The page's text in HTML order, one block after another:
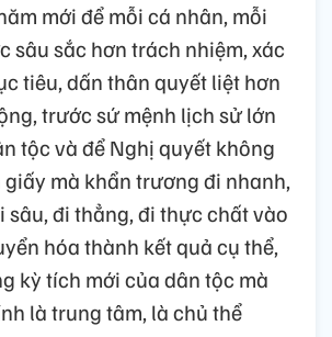
mới để mỗi cá nhân, mỗi
sâu sắc hơn trách nhiệm, xác
tiêu, dấn thân quyết liệt hơn
trước sứ mệnh lịch sử lớn
tộc và để Nghị quyết không
giấy mà khẩn trương đi nhanh,
sâu, đi thẳng, đi thực chất vào
hóa thành kết quả cụ thể,
kỳ tích mới của dân tộc mà
là trung tâm, là chủ thể